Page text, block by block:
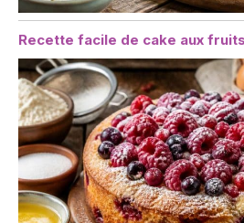
Recette facile de cake aux